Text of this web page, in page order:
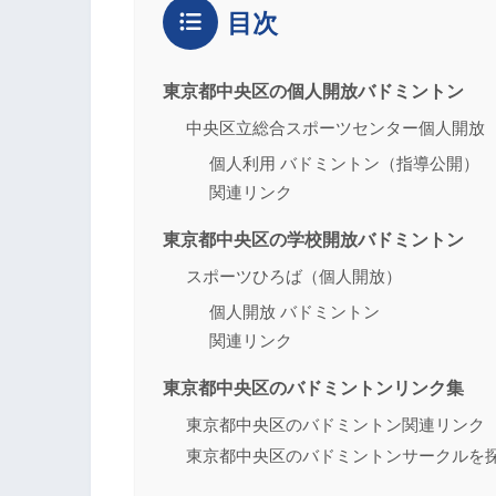
目次
東京都中央区の個人開放バドミントン
中央区立総合スポーツセンター個人開放
個人利用 バドミントン（指導公開）
関連リンク
東京都中央区の学校開放バドミントン
スポーツひろば（個人開放）
個人開放 バドミントン
関連リンク
東京都中央区のバドミントンリンク集
東京都中央区のバドミントン関連リンク
東京都中央区のバドミントンサークルを